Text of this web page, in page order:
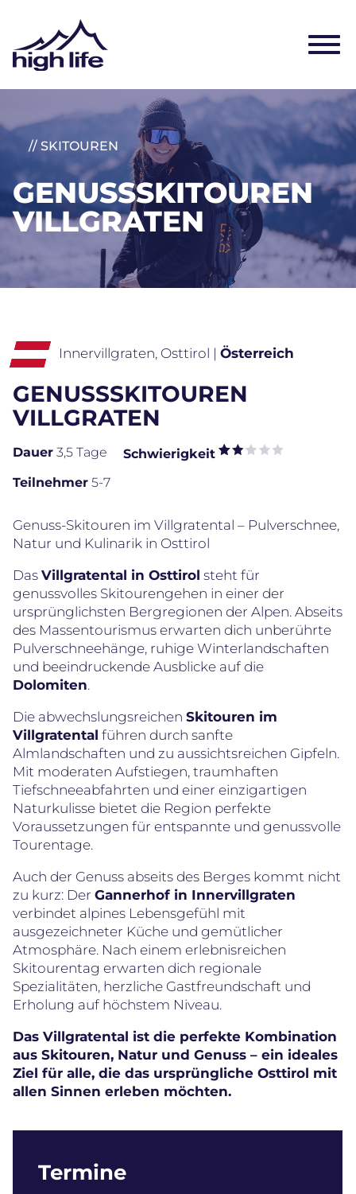
// SKITOUREN
GENUSSSKITOUREN
VILLGRATEN
Innervillgraten, Osttirol | Österreich
GENUSSSKITOUREN
VILLGRATEN
Dauer 3,5 Tage
Schwierigkeit
Teilnehmer 5-7
Genuss-Skitouren im Villgratental – Pulverschnee,
Natur und Kulinarik in Osttirol
Das Villgratental in Osttirol steht für
genussvolles Skitourengehen in einer der
ursprünglichsten Bergregionen der Alpen. Abseits
des Massentourismus erwarten dich unberührte
Pulverschneehänge, ruhige Winterlandschaften
und beeindruckende Ausblicke auf die
Dolomiten.
Die abwechslungsreichen Skitouren im
Villgratental führen durch sanfte
Almlandschaften und zu aussichtsreichen Gipfeln.
Mit moderaten Aufstiegen, traumhaften
Tiefschneeabfahrten und einer einzigartigen
Naturkulisse bietet die Region perfekte
Voraussetzungen für entspannte und genussvolle
Tourentage.
Auch der Genuss abseits des Berges kommt nicht
zu kurz: Der Gannerhof in Innervillgraten
verbindet alpines Lebensgefühl mit
ausgezeichneter Küche und gemütlicher
Atmosphäre. Nach einem erlebnisreichen
Skitourentag erwarten dich regionale
Spezialitäten, herzliche Gastfreundschaft und
Erholung auf höchstem Niveau.
Das Villgratental ist die perfekte Kombination
aus Skitouren, Natur und Genuss – ein ideales
Ziel für alle, die das ursprüngliche Osttirol mit
allen Sinnen erleben möchten.
Termine